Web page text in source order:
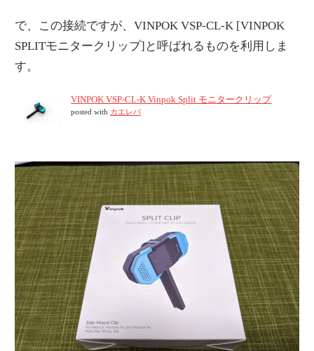
で、この接続ですが、VINPOK VSP-CL-K [VINPOK
SPLITモニタークリップ]と呼ばれるものを利用しま
す。
VINPOK VSP-CL-K Vinpok Split モニタークリップ
posted with カエレバ